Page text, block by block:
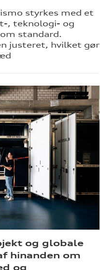
styrkes med et
, teknologi- og
standard.
justeret, hvilket gør
og globale
hinanden om
og